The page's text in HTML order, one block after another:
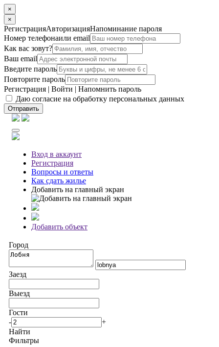
×
×
РегистрацияАвторизацияНапоминание пароля
Номер телефонаили email
Как вас зовут?
Ваш email
Введите пароль
Повторите пароль
Регистрация | Войти | Напомнить пароль
Даю согласие на обработку персональных данных
Отправить
Вход в аккаунт
Регистрация
Вопросы и ответы
Как сдать жилье
Добавить на главный экран
Добавить объект
Город
Заезд
Выезд
Гости
-
+
Найти
Фильтры